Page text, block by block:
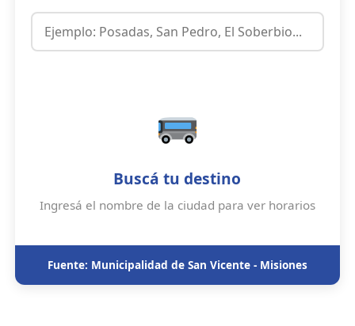
Buscá tu destino
Ingresá el nombre de la ciudad para ver horarios
Fuente: Municipalidad de San Vicente - Misiones